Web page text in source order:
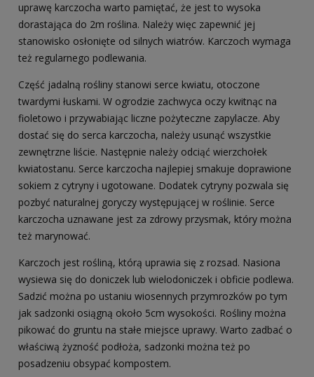
uprawę karczocha warto pamiętać, że jest to wysoka
dorastająca do 2m roślina. Należy więc zapewnić jej
stanowisko osłonięte od silnych wiatrów. Karczoch wymaga
też regularnego podlewania.
Część jadalną rośliny stanowi serce kwiatu, otoczone
twardymi łuskami. W ogrodzie zachwyca oczy kwitnąc na
fioletowo i przywabiając liczne pożyteczne zapylacze. Aby
dostać się do serca karczocha, należy usunąć wszystkie
zewnętrzne liście. Następnie należy odciąć wierzchołek
kwiatostanu. Serce karczocha najlepiej smakuje doprawione
sokiem z cytryny i ugotowane. Dodatek cytryny pozwala się
pozbyć naturalnej goryczy występującej w roślinie. Serce
karczocha uznawane jest za zdrowy przysmak, który można
też marynować.
Karczoch jest rośliną, którą uprawia się z rozsad. Nasiona
wysiewa się do doniczek lub wielodoniczek i obficie podlewa.
Sadzić można po ustaniu wiosennych przymrozków po tym
jak sadzonki osiągną około 5cm wysokości. Rośliny można
pikować do gruntu na stałe miejsce uprawy. Warto zadbać o
właściwą żyzność podłoża, sadzonki można też po
posadzeniu obsypać kompostem.